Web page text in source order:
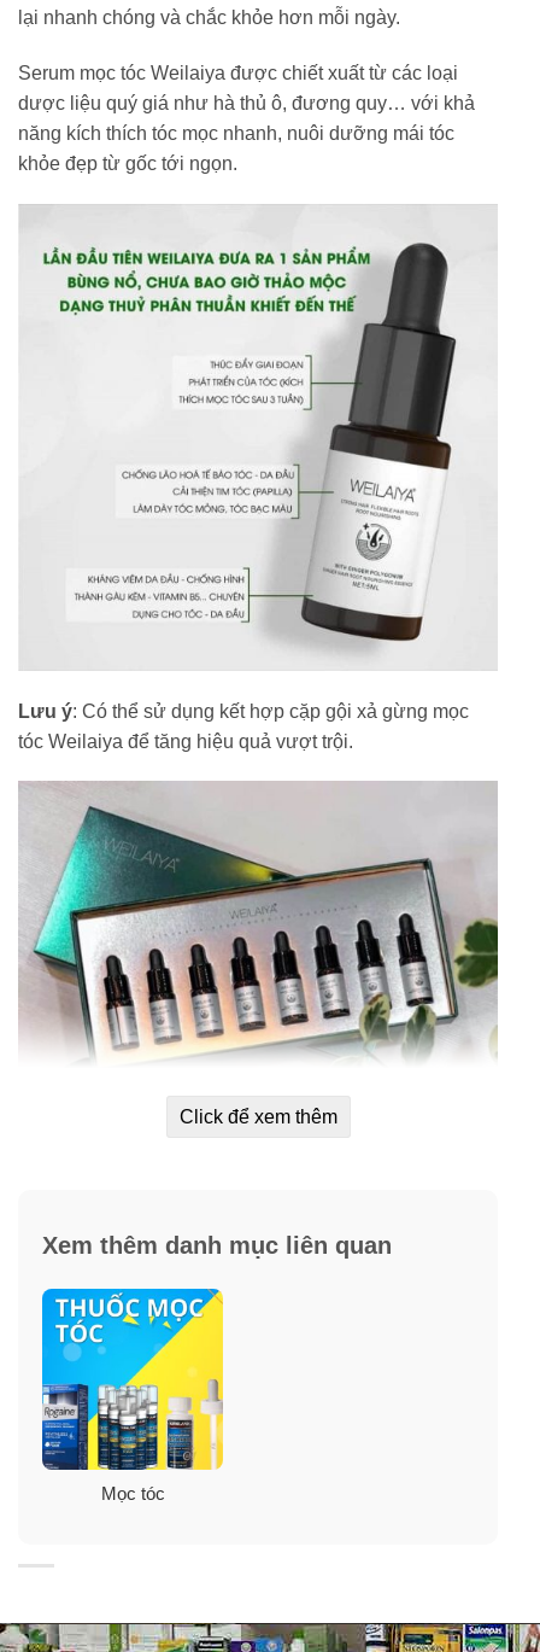
lại nhanh chóng và chắc khỏe hơn mỗi ngày.
Serum mọc tóc Weilaiya được chiết xuất từ các loại
dược liệu quý giá như hà thủ ô, đương quy… với khả
năng kích thích tóc mọc nhanh, nuôi dưỡng mái tóc
khỏe đẹp từ gốc tới ngọn.
Lưu ý: Có thể sử dụng kết hợp cặp gội xả gừng mọc
tóc Weilaiya để tăng hiệu quả vượt trội.
Ưu điểm serum mọc tóc Weilaiya With
Ginger Polygonum
Click để xem thêm
Xem thêm danh mục liên quan
Mọc tóc